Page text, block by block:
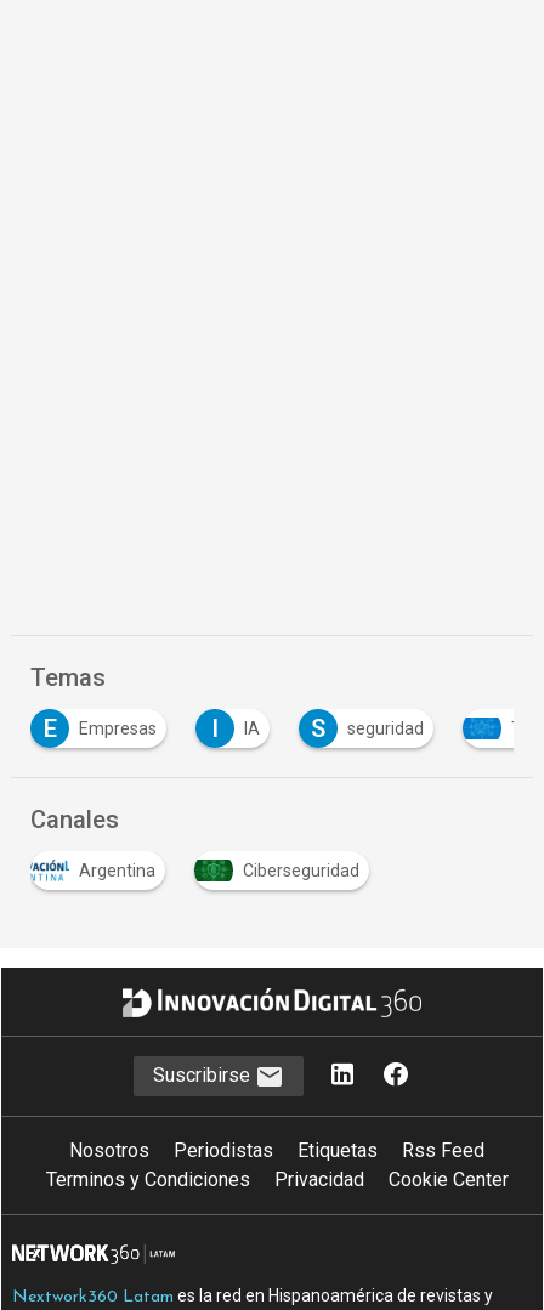
Temas
E
Empresas I IA S seguridad
Canales
Argentina Ciberseguridad
Suscribirse
Nosotros Periodistas Etiquetas
Rss Feed
Terminos y Condiciones
Privacidad Cookie Center
Nextwork360 Latam es la red en Hispanoamérica de revistas y